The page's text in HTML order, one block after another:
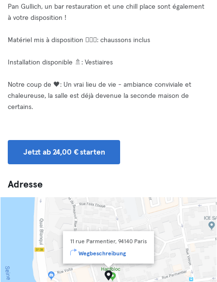
Pan Gullich, un bar restauration et une chill place sont également
à votre disposition !
Matériel mis à disposition 🧗🏻‍♂️: chaussons inclus
Installation disponible 🚿: Vestiaires
Notre coup de 🖤: Un vrai lieu de vie - ambiance conviviale et
chaleureuse, la salle est déjà devenue la seconde maison de
certains.
Jetzt ab 24,00 € starten
Adresse
11 rue Parmentier, 94140 Paris
Wegbeschreibung